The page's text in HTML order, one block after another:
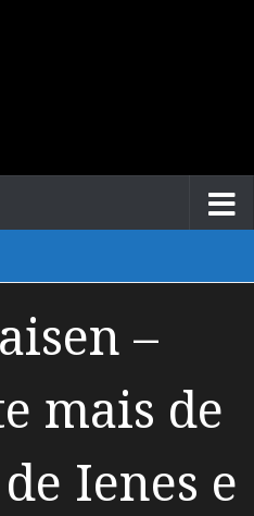
–
mais de
Ienes e